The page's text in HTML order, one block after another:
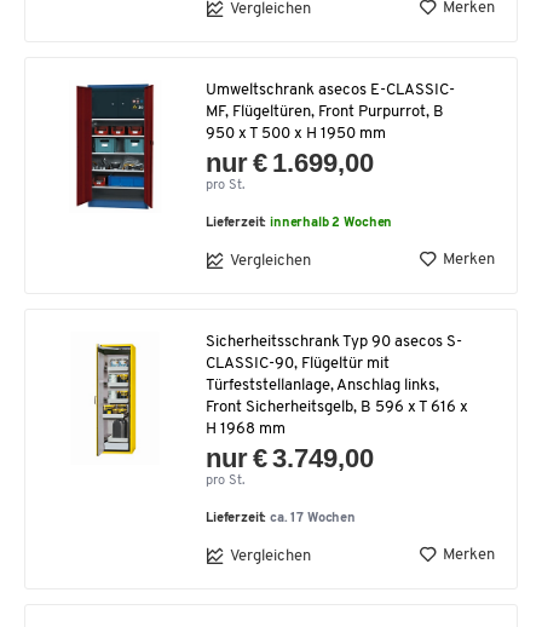
Vergleichen Merken
Umweltschrank asecos E-CLASSIC-
MF, Flügeltüren, Front Purpurrot, B
950 x T 500 x H 1950 mm
nur € 1.699,00
pro St.
Lieferzeit:innerhalb 2 Wochen
Vergleichen Merken
Sicherheitsschrank Typ 90 asecos S-
CLASSIC-90, Flügeltür mit
Türfeststellanlage, Anschlag links,
Front Sicherheitsgelb, B 596 x T 616 x
H 1968 mm
nur € 3.749,00
pro St.
Lieferzeit:ca. 17 Wochen
Vergleichen Merken